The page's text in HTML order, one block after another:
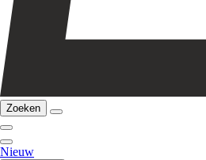
Zoeken
Nieuw